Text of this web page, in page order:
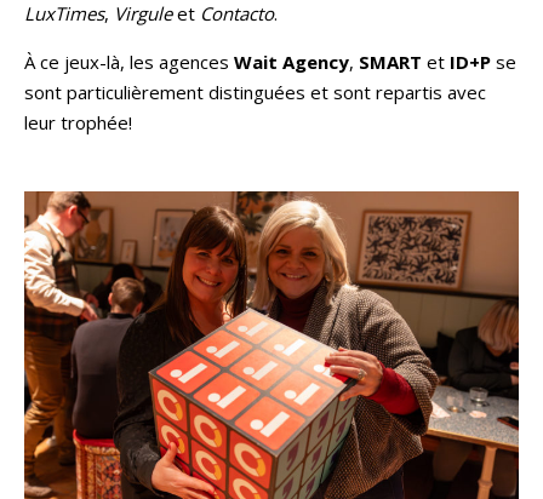
LuxTimes, Virguleet Contacto.
À ce jeux-là, les agences Wait Agency, SMART et ID+P se
sont particulièrement distinguées et sont repartis avec
leur trophée!